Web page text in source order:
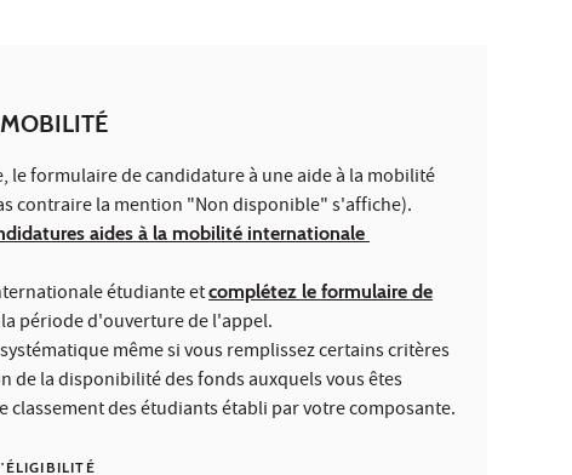
formulaire de candidature à une aide à la mobilité
contraire la mention "Non disponible" s'affiche).
aides à la mobilité internationale
étudiante etcomplétez le formulaire de
période d'ouverture de l'appel.
même si vous remplissez certains critères
la disponibilité des fonds auxquels vous êtes
classement des étudiants établi par votre composante.